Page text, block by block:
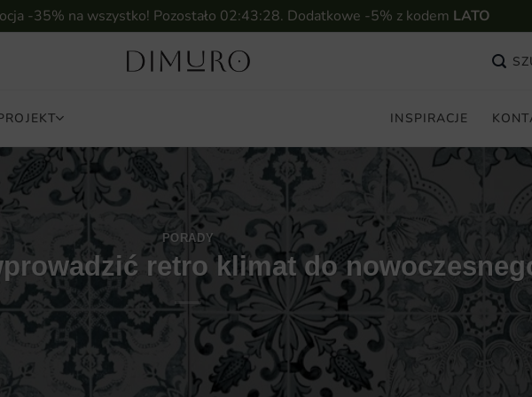
-35% na wszystko! Pozostało 02:43:26. Dodatkowe -5% z kodem LATO
INSPIRACJE
PORADY
retro klimat do